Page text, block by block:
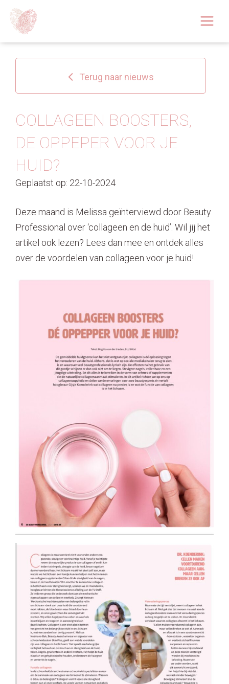
Over
Huidoplossingen
Behandelingen
Tarieven 2026
Afspraak
Contact
Terug naar nieuws
COLLAGEEN BOOSTERS,
DE OPPEPER VOOR JE
HUID?
Geplaatst op: 22-10-2024
Deze maand is Melissa geïnterviewd door Beauty
Professional over ‘collageen en de huid’. Wil jij het
artikel ook lezen? Lees dan mee en ontdek alles
over de voordelen van collageen voor je huid!